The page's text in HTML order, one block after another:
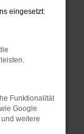
eingesetzt:
Funktionalität
Google
weitere